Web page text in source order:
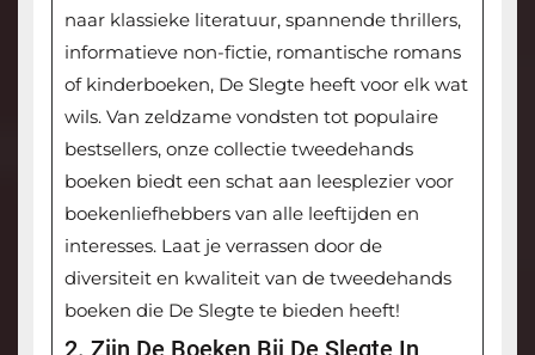
naar klassieke literatuur, spannende thrillers,
informatieve non-fictie, romantische romans
of kinderboeken, De Slegte heeft voor elk wat
wils. Van zeldzame vondsten tot populaire
bestsellers, onze collectie tweedehands
boeken biedt een schat aan leesplezier voor
boekenliefhebbers van alle leeftijden en
interesses. Laat je verrassen door de
diversiteit en kwaliteit van de tweedehands
boeken die De Slegte te bieden heeft!
2. Zijn De Boeken Bij De Slegte In